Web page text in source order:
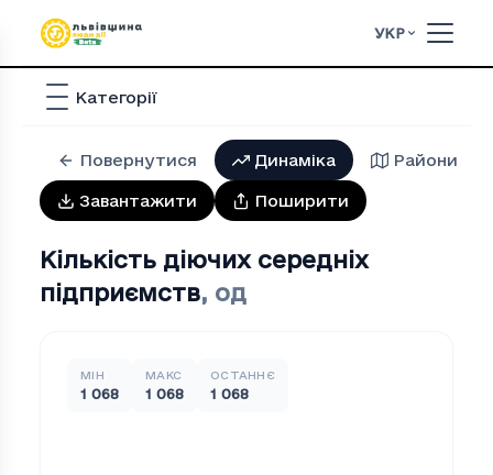
УКР
Категорії
Повернутися Динаміка Райони
Завантажити Поширити
Кількість діючих середніх
підприємств, од
МІН
1 068
МАКС
1 068
ОСТАННЄ
1 068